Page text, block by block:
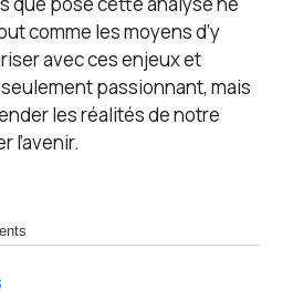
comme les moyens d’y
avec ces enjeux et
passionnant, mais
les réalités de notre
l’avenir.